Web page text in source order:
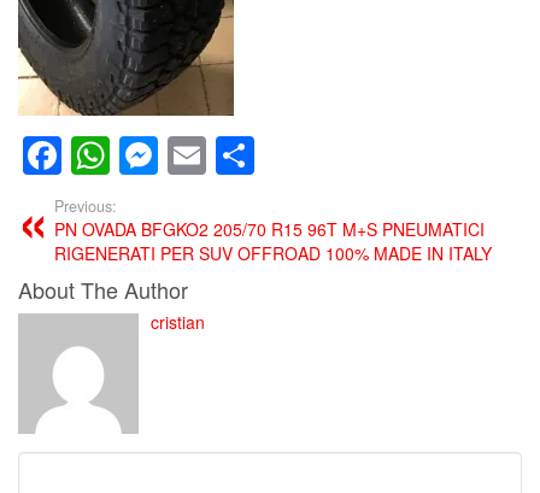
Facebook
WhatsApp
Messenger
Email
Previous:
PN OVADA BFGKO2 205/70 R15 96T M+S PNEUMATICI
RIGENERATI PER SUV OFFROAD 100% MADE IN ITALY
About The Author
cristian